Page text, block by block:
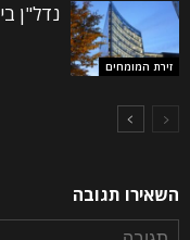
זירת המומחים
נדל"ן
השאירו תגובה